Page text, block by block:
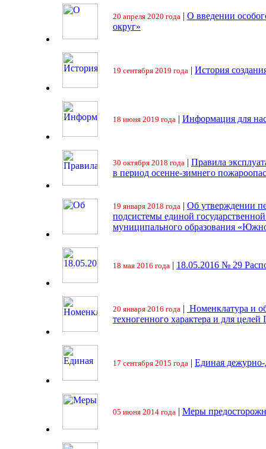
20 апреля 2020 года | О введении
округ»
19 сентября 2019 года | История
18 июня 2019 года | Информация для
30 октября 2018 года | Правила
в период осенне-зимнего
19 января 2018 года | Об утверждении
подсистемы единой
муниципального образования
18 мая 2016 года | 18.05.2016 № 29
20 января 2016 года | Номенклатура и
техногенного характера и для целей
17 сентября 2015 года | Единая
05 июня 2014 года | Меры